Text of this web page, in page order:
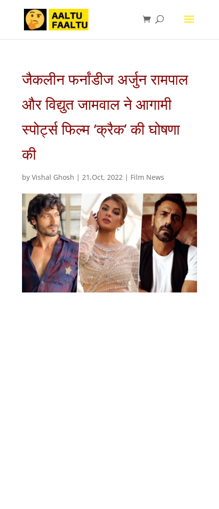
जैकलीन फर्नांडीज अर्जुन रामपाल
और विद्युत जामवाल ने आगामी
स्पोर्ट्स फिल्म ‘क्रैक’ की घोषणा
की
by Vishal Ghosh | 21,Oct, 2022| Film News